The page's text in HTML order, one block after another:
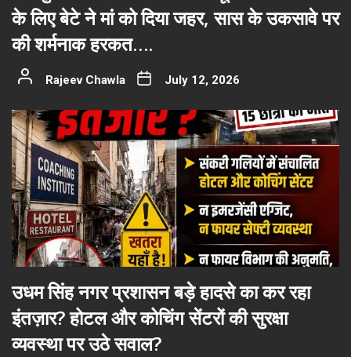
के लिए बेटे ने मां को दिया जहर, सास के उकसावे पर
की शर्मनाक हरकत….
Rajeev Chawla July 12, 2026
उधम सिंह नगर प्रशासन बड़े हादसे का कर रहा
इंतज़ार? होटल और कोचिंग सेंटरों की सुरक्षा
व्यवस्था पर उठे सवाल?